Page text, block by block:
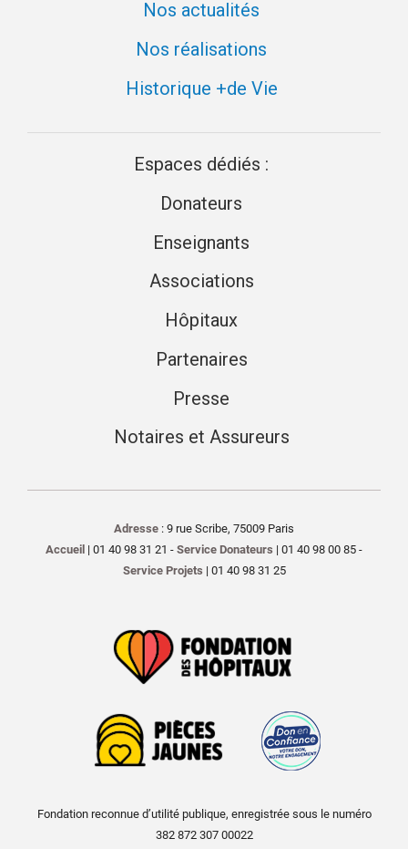
Nos actualités
Nos réalisations
Historique +de Vie
Espaces dédiés :
Donateurs
Enseignants
Associations
Hôpitaux
Partenaires
Presse
Notaires et Assureurs
Adresse : 9 rue Scribe, 75009 Paris
Accueil | 01 40 98 31 21 - Service Donateurs | 01 40 98 00 85 -
Service Projets | 01 40 98 31 25
Fondation reconnue d’utilité publique, enregistrée sous le numéro
382 872 307 00022